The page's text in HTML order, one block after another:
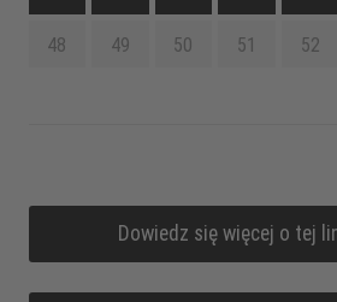
48 49 50 51 52
Dowiedz się więcej o tej